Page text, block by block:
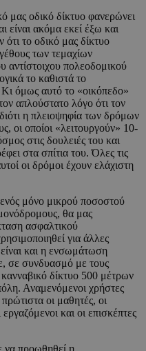
μας οδικό δίκτυο φανερώνει
είναι ακόμα εκεί έξω και
το οδικό μας δίκτυο
των τεμαχίων
αντίστοιχου πολεοδομικού
το καθιστά το
όμως αυτό το «οικόπεδο»
απλούστατο λόγο ότι τον
η πλειοψηφία των δρόμων
οι οποίοι «λειτουργούν» 10-
στις δουλειές του και
στα σπίτια του. Όλες τις
οι δρόμοι έχουν ελάχιστη
μόνο μικρού ποσοστού
θα μας
ασφαλτικού
για άλλες
είναι και η ενσωμάτωση
σε συνδυασμό με τους
δίκτυο 500 μέτρων
Αναμενόμενοι χρήστες
οι μαθητές, οι
και οι επισκέπτες